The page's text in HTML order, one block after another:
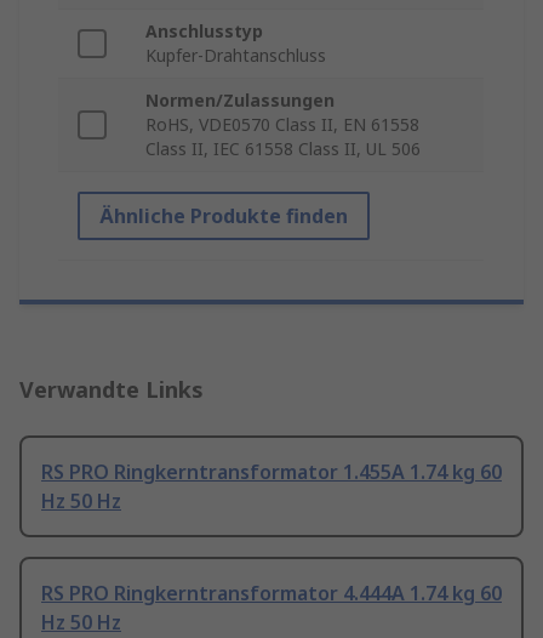
Anschlusstyp
Kupfer-Drahtanschluss
Normen/Zulassungen
RoHS, VDE0570 Class II, EN 61558
Class II, IEC 61558 Class II, UL 506
Ähnliche Produkte finden
Verwandte Links
RS PRO Ringkerntransformator 1.455A 1.74 kg 60
Hz 50 Hz
RS PRO Ringkerntransformator 4.444A 1.74 kg 60
Hz 50 Hz